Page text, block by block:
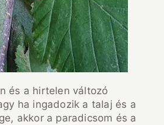
és a hirtelen változó
ha ingadozik a talaj és a
akkor a paradicsom és a